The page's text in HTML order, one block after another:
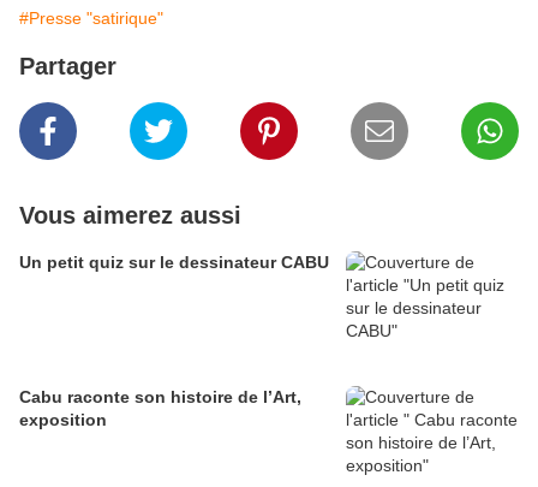
#Presse "satirique"
Partager
Vous aimerez aussi
Un petit quiz sur le dessinateur CABU
Cabu raconte son histoire de l’Art,
exposition